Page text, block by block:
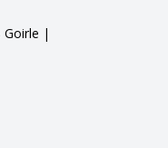
Goirle |